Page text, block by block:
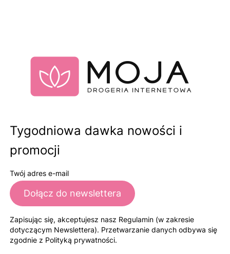
Tygodniowa dawka nowości i
promocji
Twój adres e-mail
Dołącz do newslettera
Zapisując się, akceptujesz nasz Regulamin (w zakresie
dotyczącym Newslettera). Przetwarzanie danych odbywa się
zgodnie z Polityką prywatności.